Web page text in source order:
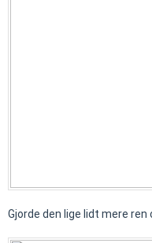
Gjorde den lige lidt mere